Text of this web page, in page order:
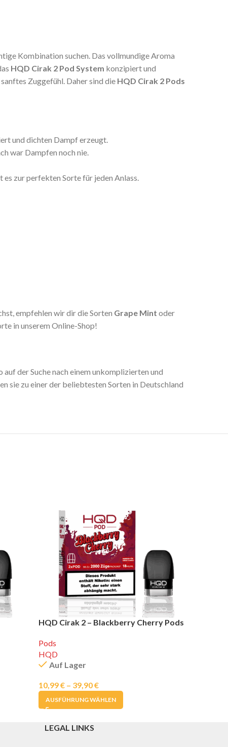
Kombination suchen. Das vollmundige Aroma
HQD Cirak 2 Pod System konzipiert und
Zuggefühl. Daher sind die HQD Cirak 2 Pods
und dichten Dampf erzeugt.
war Dampfen noch nie.
zur perfekten Sorte für jeden Anlass.
empfehlen wir dir die Sorten Grape Mint oder
in unserem Online-Shop!
auf der Suche nach einem unkomplizierten und
sie zu einer der beliebtesten Sorten in Deutschland
HQD Cirak 2 – Blackberry Cherry Pods
Pods
HQD
Auf Lager
10,99€ – 39,90€
AUSFÜHRUNG WÄHLEN
LEGAL LINKS